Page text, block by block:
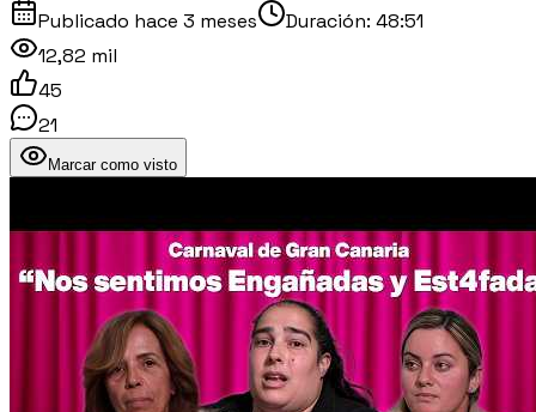
Publicado hace 3 meses Duración: 48:51
12,82 mil
45
21
Marcar como visto